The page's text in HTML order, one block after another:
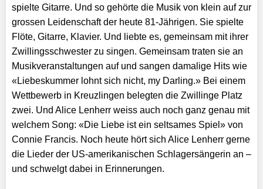
spielte Gitarre. Und so gehörte die Musik von klein auf zur
grossen Leidenschaft der heute 81-Jährigen. Sie spielte
Flöte, Gitarre, Klavier. Und liebte es, gemeinsam mit ihrer
Zwillingsschwester zu singen. Gemeinsam traten sie an
Musikveranstaltungen auf und sangen damalige Hits wie
«Liebeskummer lohnt sich nicht, my Darling.» Bei einem
Wettbe­werb in Kreuzlingen belegten die Zwillinge Platz
zwei. Und Alice Lenherr weiss auch noch ganz genau mit
welchem Song: «Die Liebe ist ein seltsames Spiel» von
Connie Francis. Noch heute hört sich Alice Lenherr gerne
die Lieder der US-amerikanischen Schlagersängerin an –
und schwelgt dabei in Erinnerungen.